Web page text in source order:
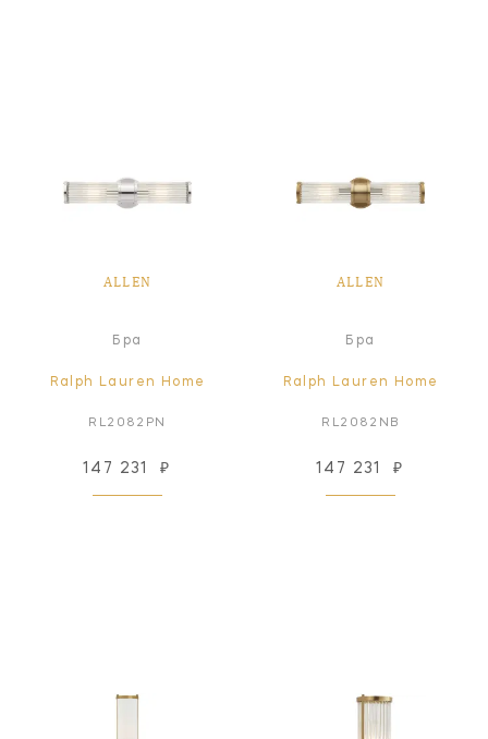
ALLEN
Бра
Ralph Lauren Home
RL2082PN
147 231 ₽
ALLEN
Бра
Ralph Lauren Home
RL2082NB
147 231 ₽